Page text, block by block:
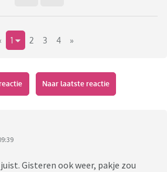
1 2 3 4 »
Naar laatste reactie
Gisteren ook weer, pakje zou